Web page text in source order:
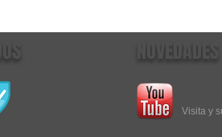
NOVEDADES
Visita y